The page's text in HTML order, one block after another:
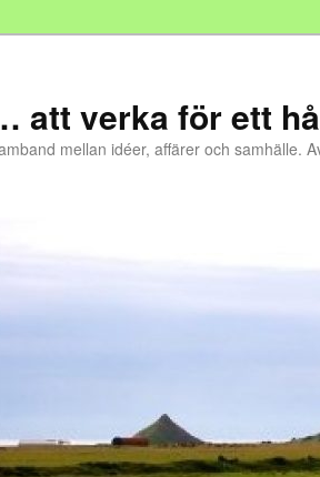
att verka för ett
mellan idéer, affärer och samhälle.